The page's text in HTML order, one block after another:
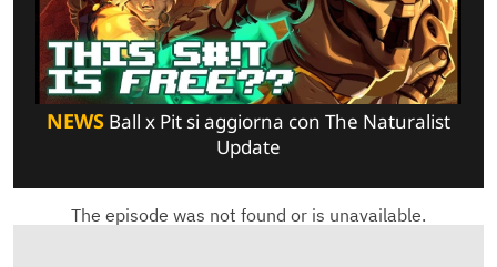
NEWS Ball x Pit si aggiorna con The Naturalist
Update